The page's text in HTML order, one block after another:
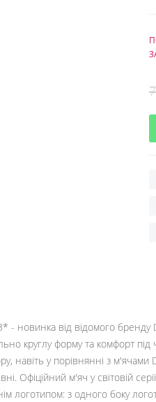
- новинка від відомого
круглу форму та комфорт
у порівнянні з м'ячами
Офіційний м'яч у світовій
логотипом: з одного боку